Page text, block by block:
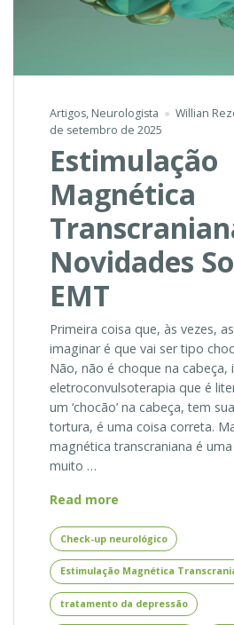
Artigos, Neurologista Willian
de setembro de 2025
Estimulação
Magnética
Novidades
EMT
Primeira coisa que, às vezes,
imaginar é que vai ser tipo
Não, não é choque na cabeça,
eletroconvulsoterapia que é
um ‘chocão’ na cabeça, tem
tortura, é uma coisa correta.
magnética transcraniana é
muito …
Read more
Transcraniana
–
Novidades
Sobre
a
Check-up neurológico
Estimulação Magnética
tratamento da depressão